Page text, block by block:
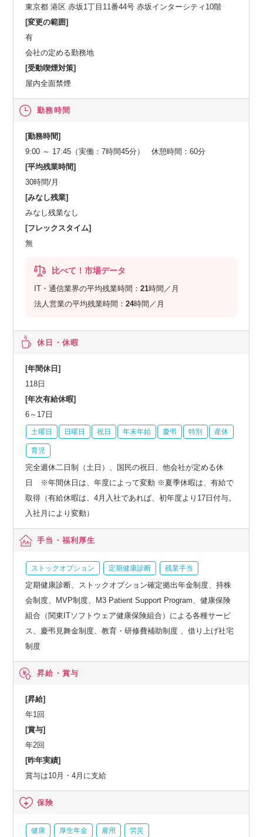
東京都 港区 赤坂1丁目11番44号 赤坂インターシティ10階
[変更の範囲]
有
会社の定める勤務地
[受動喫煙対策]
屋内全面禁煙
勤務時間
[勤務時間]
9:00 ～ 17:45（実働：7時間45分） 休憩時間：60分
[平均残業時間]
30時間/月
[みなし残業]
みなし残業なし
[フレックスタイム]
無
比べて！市場データ
IT・通信業界の平均残業時間：21時間／月
法人営業の平均残業時間：24時間／月
休日・休暇
[年間休日]
118日
[年次有給休暇]
6～17日
土曜日 日曜日 祝日 年末年始 慶弔 特別 産休
育児
完全週休二日制（土日）、国民の祝日、他会社が定める休
日 ※年間休日は、年度によって変動 ※夏季休暇は、有給で
取得（有給休暇は、4月入社であれば、初年度より17日付与。
入社月により変動）
手当・福利厚生
ストックオプション 定期健康診断 残業手当
定期健康診断、ストックオプション確定拠出年金制度、持株
会制度、MVP制度、M3 Patient Support Program、健康保険
組合（関東ITソフトウェア健康保険組合）による各種サービ
ス、慶弔見舞金制度、教育・研修費補助制度 、借り上げ社宅
制度
昇給・賞与
[昇給]
年1回
[賞与]
年2回
[昨年実績]
賞与は10月・4月に支給
保険
健康 厚生年金 雇用 労災